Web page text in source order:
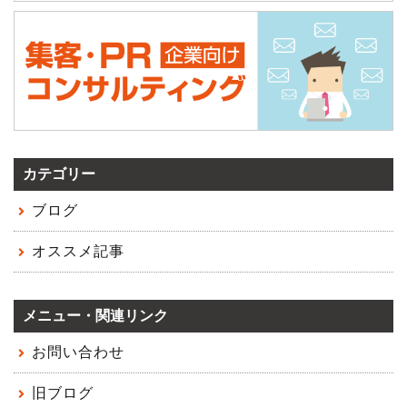
カテゴリー
ブログ
オススメ記事
メニュー・関連リンク
お問い合わせ
旧ブログ